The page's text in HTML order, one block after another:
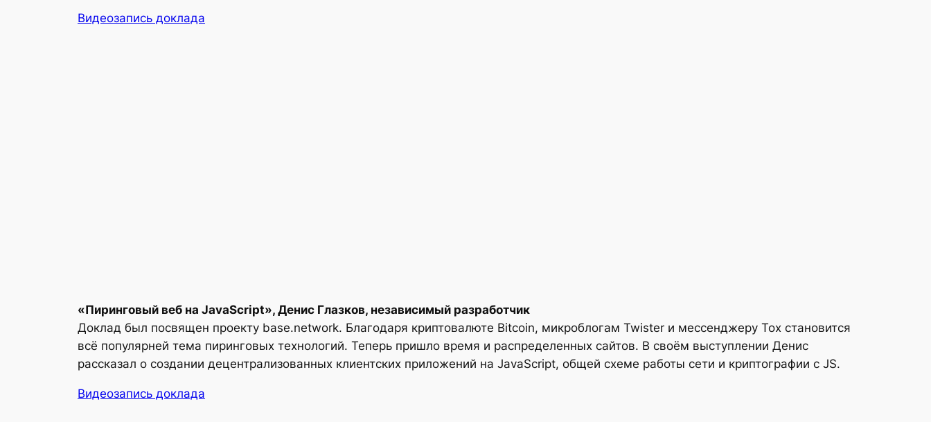
Видеозапись доклада
«Пиринговый веб на JavaScript», Денис Глазков, независимый разработчик
Доклад был посвящен проекту base.network. Благодаря криптовалюте Bitcoin, микроблогам Twister и мессенджеру Tox становится
всё популярней тема пиринговых технологий. Теперь пришло время и распределенных сайтов. В своём выступлении Денис
рассказал о создании децентрализованных клиентских приложений на JavaScript, общей схеме работы сети и криптографии c JS.
Видеозапись доклада